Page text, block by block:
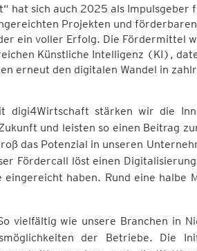
hat sich auch 2025 als Impulsgeber
Projekten und
ein voller Erfolg. Die Fördermittel
Künstliche Intelligenz (KI),
erneut den digitalen Wandel in
digi4Wirtschaft stärken wir die
und leisten so einen Beitrag
das Potenzial in unseren
Fördercall löst einen
haben. Rund eine halbe
vielfältig wie unsere Branchen in
der Betriebe. Die